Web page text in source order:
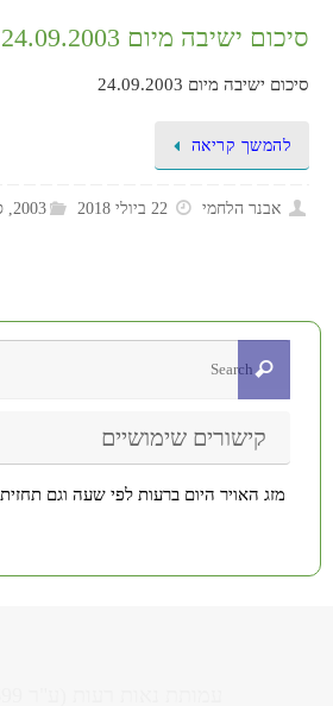
סיכום ישיבה מיום 24.09.2003
סיכום ישיבה מיום 24.09.2003
להמשך קריאה
אבנר הלחמי 22 ביולי 2018 2003
,
קישורים שימושיים
מזג האויר היום ברעות לפי שעה וגם תחזית ל-10